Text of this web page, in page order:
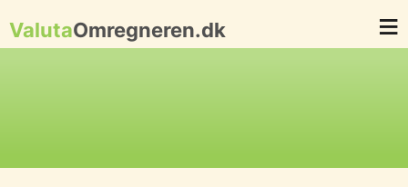
ValutaOmregneren.dk